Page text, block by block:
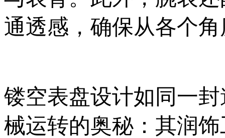
通透感，确保从各个
镂空表盘设计如同一
械运转的奥秘：其润